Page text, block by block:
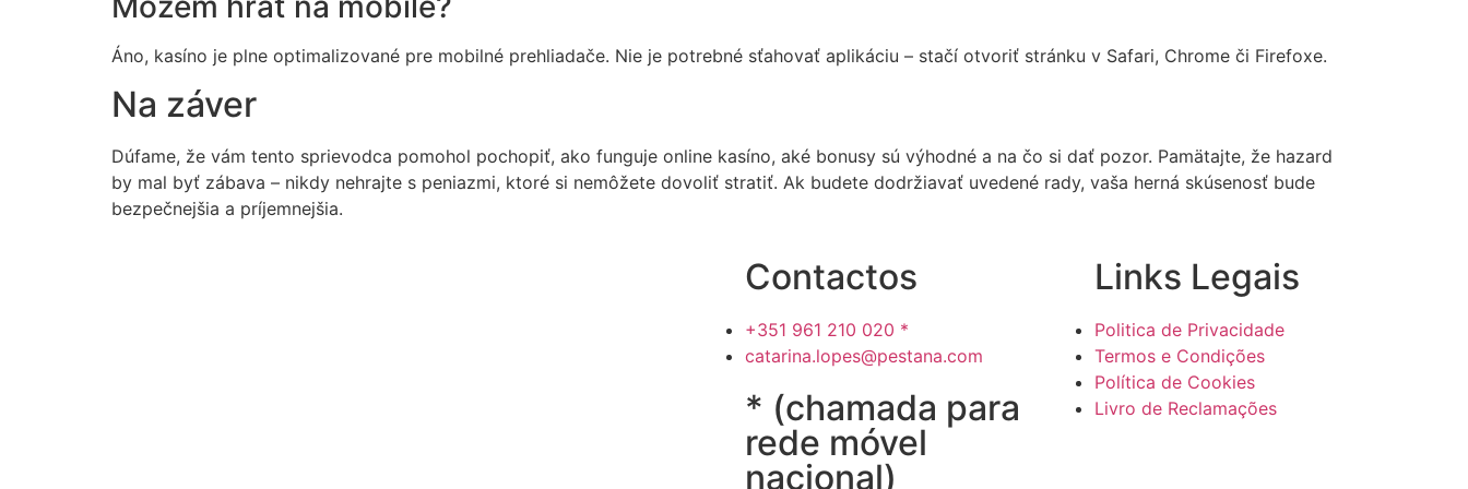
Áno, kasíno je plne optimalizované pre mobilné prehliadače. Nie je potrebné sťahovať aplikáciu – stačí otvoriť stránku v Safari, Chrome či Firefoxe.
Na záver
Dúfame, že vám tento sprievodca pomohol pochopiť, ako funguje online kasíno, aké bonusy sú výhodné a na čo si dať pozor. Pamätajte, že hazard
by mal byť zábava – nikdy nehrajte s peniazmi, ktoré si nemôžete dovoliť stratiť. Ak budete dodržiavať uvedené rady, vaša herná skúsenosť bude
bezpečnejšia a príjemnejšia.
Contactos
+351 961 210 020 *
catarina.lopes@pestana.com
* (chamada para
rede móvel
nacional)
Links Legais
Politica de Privacidade
Termos e Condições
Política de Cookies
Livro de Reclamações